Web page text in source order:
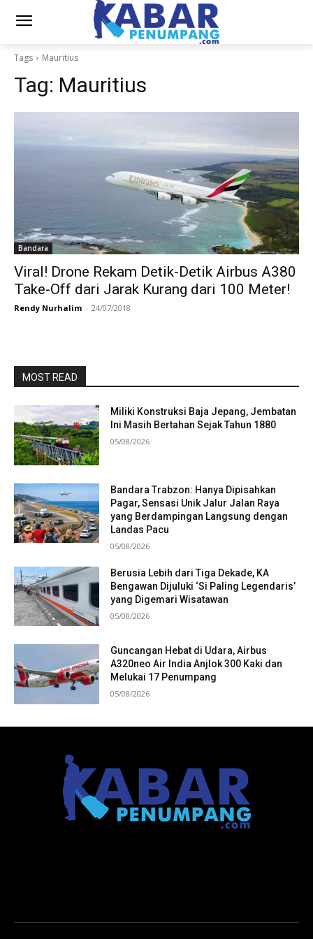
Tags Mauritius
Tag: Mauritius
Bandara
Viral! Drone Rekam Detik-Detik Airbus A380
Take-Off dari Jarak Kurang dari 100 Meter!
Rendy Nurhalim - 24/07/2018
MOST READ
Miliki Konstruksi Baja Jepang, Jembatan
Ini Masih Bertahan Sejak Tahun 1880
05/08/2026
Bandara Trabzon: Hanya Dipisahkan
Pagar, Sensasi Unik Jalur Jalan Raya
yang Berdampingan Langsung dengan
Landas Pacu
05/08/2026
Berusia Lebih dari Tiga Dekade, KA
Bengawan Dijuluki ‘Si Paling Legendaris’
yang Digemari Wisatawan
05/08/2026
Guncangan Hebat di Udara, Airbus
A320neo Air India Anjlok 300 Kaki dan
Melukai 17 Penumpang
05/08/2026